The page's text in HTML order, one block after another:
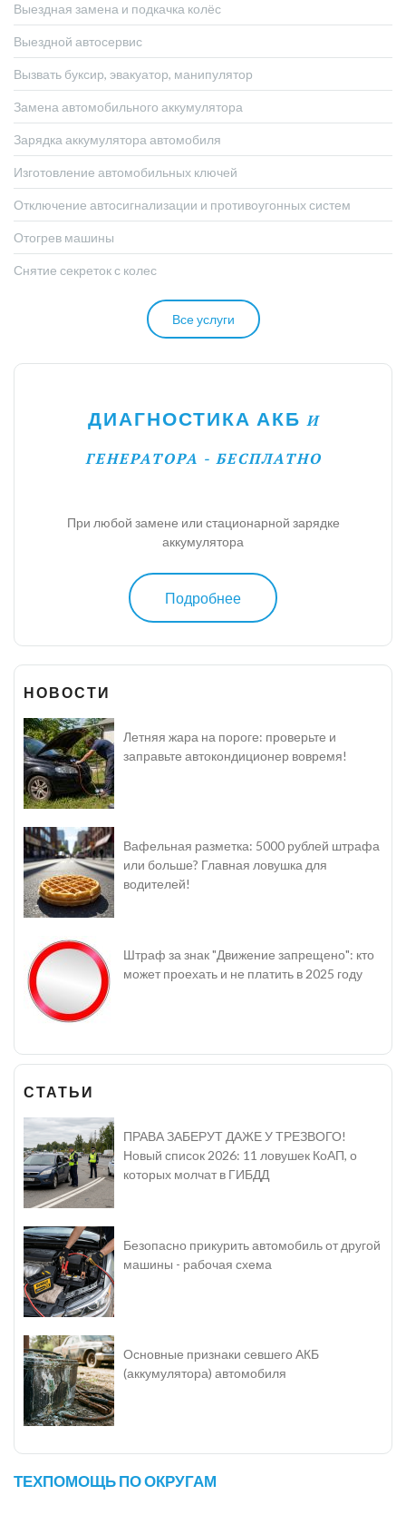
Выездная замена и подкачка колёс
Выездной автосервис
Вызвать буксир, эвакуатор, манипулятор
Замена автомобильного аккумулятора
Зарядка аккумулятора автомобиля
Изготовление автомобильных ключей
Отключение автосигнализации и противоугонных систем
Отогрев машины
Снятие секреток с колес
Все услуги
ДИАГНОСТИКА АКБ И
ГЕНЕРАТОРА - БЕСПЛАТНО
При любой замене или стационарной зарядке
аккумулятора
Подробнее
НОВОСТИ
Летняя жара на пороге: проверьте и
заправьте автокондиционер вовремя!
Вафельная разметка: 5000 рублей штрафа
или больше? Главная ловушка для
водителей!
Штраф за знак "Движение запрещено": кто
может проехать и не платить в 2025 году
СТАТЬИ
ПРАВА ЗАБЕРУТ ДАЖЕ У ТРЕЗВОГО!
Новый список 2026: 11 ловушек КоАП, о
которых молчат в ГИБДД
Безопасно прикурить автомобиль от другой
машины - рабочая схема
Основные признаки севшего АКБ
(аккумулятора) автомобиля
ТЕХПОМОЩЬ ПО ОКРУГАМ